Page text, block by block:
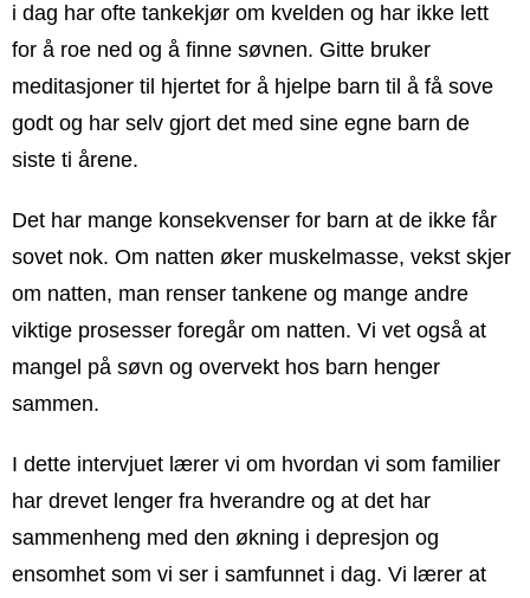
i dag har ofte tankekjør om kvelden og har ikke lett
for å roe ned og å finne søvnen. Gitte bruker
meditasjoner til hjertet for å hjelpe barn til å få sove
godt og har selv gjort det med sine egne barn de
siste ti årene.
Det har mange konsekvenser for barn at de ikke får
sovet nok. Om natten øker muskelmasse, vekst skjer
om natten, man renser tankene og mange andre
viktige prosesser foregår om natten. Vi vet også at
mangel på søvn og overvekt hos barn henger
sammen.
I dette intervjuet lærer vi om hvordan vi som familier
har drevet lenger fra hverandre og at det har
sammenheng med den økning i depresjon og
ensomhet som vi ser i samfunnet i dag. Vi lærer at